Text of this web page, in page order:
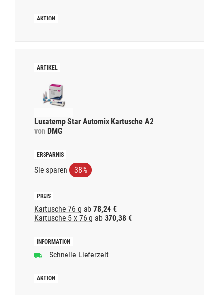
Luxatemp Star Automix Kartusche A2
von DMG
Sie sparen 38%
Kartusche 76 g ab 78,24 €
Kartusche 5 x 76 g ab 370,38 €
Schnelle Lieferzeit